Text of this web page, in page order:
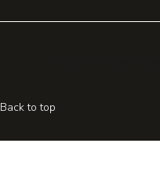
Back to top